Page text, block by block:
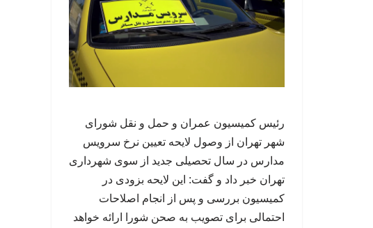
رئیس کمیسیون عمران و حمل و نقل شورای
شهر تهران از وصول لایحه تعیین نرخ سرویس
مدارس در سال تحصیلی جدید از سوی شهرداری
تهران خبر داد و گفت: این لایحه بزودی در
کمیسیون بررسی و پس از انجام اصلاحات
احتمالی برای تصویب به صحن شورا ارائه خواهد